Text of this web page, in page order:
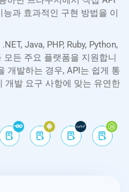
과 효과적인 구현 방법을 이
Java, PHP, Ruby, Python,
모든 주요 플랫폼을 지원합니
개발하는 경우, API는 쉽게 통
개발 요구 사항에 맞는 유연한